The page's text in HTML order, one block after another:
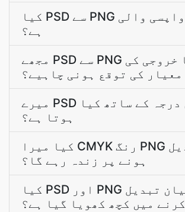
کیا PSD سے PNG تبدیلی واپسی والی
ہے؟
مجھے PSD سے PNG تک کیا خروجی کی
معیار کی توقع ہونی چاہیے؟
میرے PSD فائل میں درجہ کے ساتھ کیا
ہوتا ہے؟
کیا میرا CMYK رنگ PNG میں تبدیل
ہونے پر زندہ رہے گا؟
کیا PSD اور PNG کے درمیان تبدیل
کرنے میں کچھ کھویا گیا ہے؟